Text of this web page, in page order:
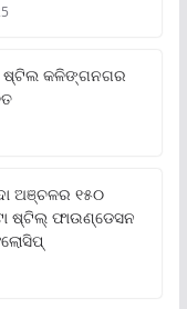
ଷ୍ଟିଲ କଳିଙ୍ଗନଗର
ଅଞ୍ଚଳର ୧୫୦
ଷ୍ଟିଲ୍ ଫାଉଣ୍ଡେସନ